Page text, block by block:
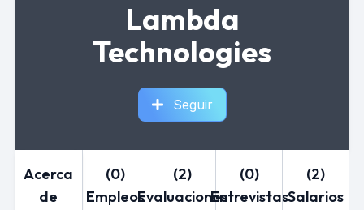
Lambda
Technologies
Seguir
Acerca
de
(0)
Empleos
(2)
Evaluaciones
(0)
Entrevistas
(2)
Salarios